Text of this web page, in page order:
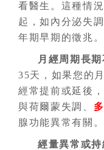
看醫生。這種情
起，如內分泌失
年期早期的徵兆。
月經周期長期
35天，如果您的
經常提前或延後
與荷爾蒙失調、
腺功能異常有關。
經量異常或持